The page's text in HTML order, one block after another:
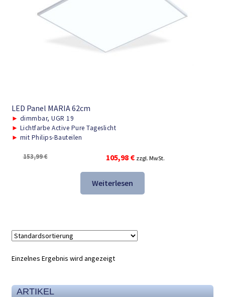
LED Panel MARIA 62cm
► dimmbar, UGR 19
► Lichtfarbe Active Pure Tageslicht
► mit Philips-Bauteilen
153,99€
Ursprünglicher
Preis
war:
153,99 €
105,98 €Aktueller
Preis
105,98 €.
zzgl. MwSt.
Weiterlesen
Einzelnes Ergebnis wird angezeigt
ARTIKEL